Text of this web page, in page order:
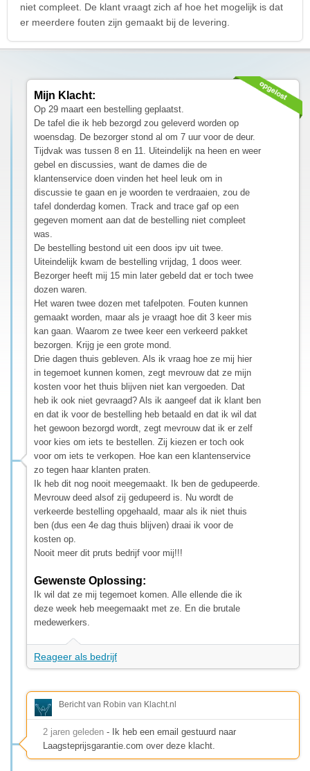
niet compleet. De klant vraagt zich af hoe het mogelijk is dat
er meerdere fouten zijn gemaakt bij de levering.
Mijn Klacht:
Op 29 maart een bestelling geplaatst.
De tafel die ik heb bezorgd zou geleverd worden op
woensdag. De bezorger stond al om 7 uur voor de deur.
Tijdvak was tussen 8 en 11. Uiteindelijk na heen en weer
gebel en discussies, want de dames die de
klantenservice doen vinden het heel leuk om in
discussie te gaan en je woorden te verdraaien, zou de
tafel donderdag komen. Track and trace gaf op een
gegeven moment aan dat de bestelling niet compleet
was.
De bestelling bestond uit een doos ipv uit twee.
Uiteindelijk kwam de bestelling vrijdag, 1 doos weer.
Bezorger heeft mij 15 min later gebeld dat er toch twee
dozen waren.
Het waren twee dozen met tafelpoten. Fouten kunnen
gemaakt worden, maar als je vraagt hoe dit 3 keer mis
kan gaan. Waarom ze twee keer een verkeerd pakket
bezorgen. Krijg je een grote mond.
Drie dagen thuis gebleven. Als ik vraag hoe ze mij hier
in tegemoet kunnen komen, zegt mevrouw dat ze mijn
kosten voor het thuis blijven niet kan vergoeden. Dat
heb ik ook niet gevraagd? Als ik aangeef dat ik klant ben
en dat ik voor de bestelling heb betaald en dat ik wil dat
het gewoon bezorgd wordt, zegt mevrouw dat ik er zelf
voor kies om iets te bestellen. Zij kiezen er toch ook
voor om iets te verkopen. Hoe kan een klantenservice
zo tegen haar klanten praten.
Ik heb dit nog nooit meegemaakt. Ik ben de gedupeerde.
Mevrouw deed alsof zij gedupeerd is. Nu wordt de
verkeerde bestelling opgehaald, maar als ik niet thuis
ben (dus een 4e dag thuis blijven) draai ik voor de
kosten op.
Nooit meer dit pruts bedrijf voor mij!!!
Gewenste Oplossing:
Ik wil dat ze mij tegemoet komen. Alle ellende die ik
deze week heb meegemaakt met ze. En die brutale
medewerkers.
Reageer als bedrijf
Bericht van Robin van Klacht.nl
2 jaren geleden - Ik heb een email gestuurd naar
Laagsteprijsgarantie.com over deze klacht.